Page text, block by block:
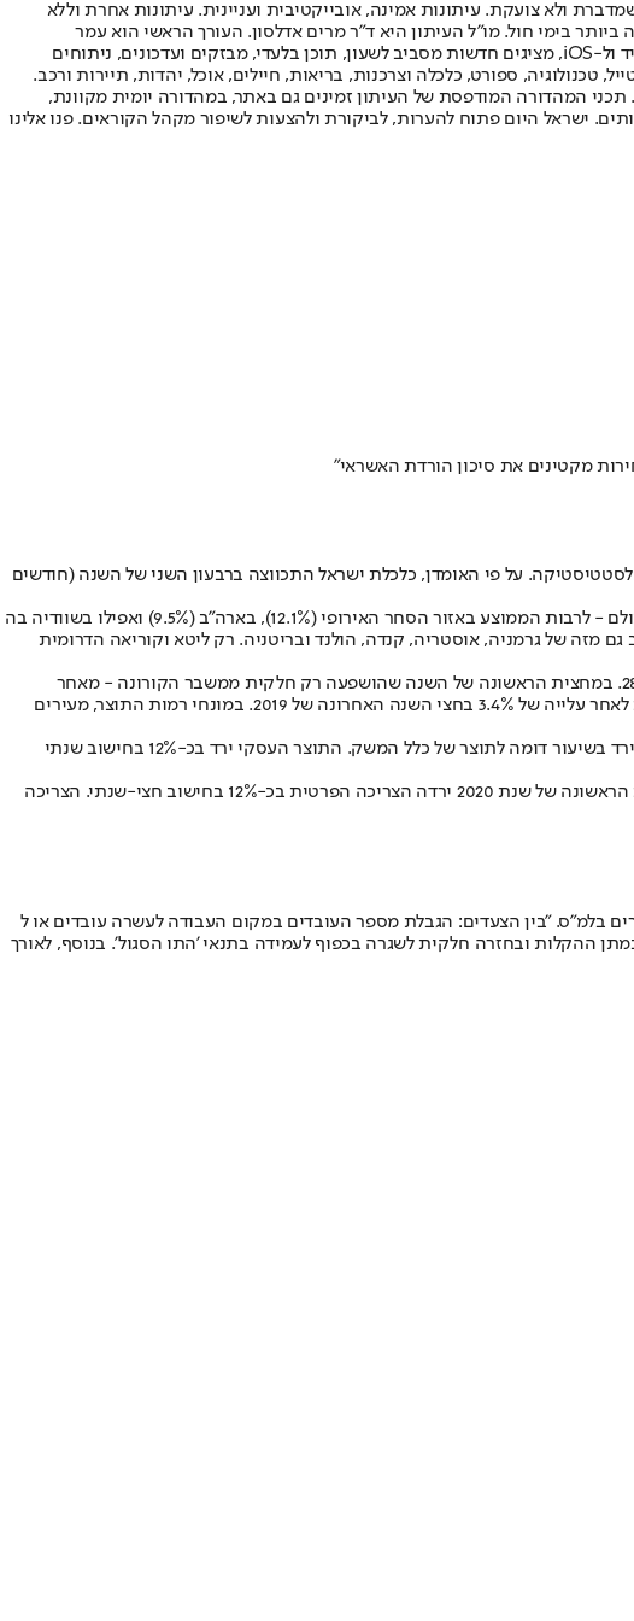
ולא צועקת. עיתונות אמינה, אובייקטיבית ועניינית. עיתונות אחרת וללא
הישראלי בעל שיעור החשיפה הגבוה ביותר בימי חול. מו"ל העיתון היא ד"ר מרים אדלסון. העורך הראשי הוא עמר
לחמנוביץ, והעורך המייסד הוא עמוס רגב. אתרי האינטרנט של "ישראל היום" בעברית ובאנגלית, כמו כן היישומונים (אפליקציות) לאנדרואיד ול-iOS, מציגים חדשות מסביב לשעון, תוכן בלעדי, מבזקים ועדכונים, ניתוחים
טכנולוגיה, ספורט, כלכלה וצרכנות, בריאות, חיילים, אוכל, יהדות, תיירות ורכב.
תכני המהדורה המודפסת של העיתון זמינים גם באתר, במהדורה יומית מקוונת,
ישראל היום פתוח להערות, לביקורת ולהצעות לשיפור מקהל הקוראים. פנו אלינו
מקטינים את סיכון הורדת האשראי"
על פי האומדן, כלכלת ישראל התכווצה ברבעון השני של השנה (חודשים
מדובר בנתון הנמוך ביותר מזה לפחות 40 שנה, שגם הכניס את ישראל רשמית למיתון, אך טוב יותר ביחס למרבית המדינות מפותחות בעולם - לרבות הממוצע באזור הסחר האירופי (12.1%), בארה"ב (9.5%) ואפילו בשוודיה בה
ישראל טוב גם מזה של גרמניה, אוסטריה, קנדה, הולנד ובריטניה. רק ליטא וקוריאה הדרומית
בחישוב שנתי, המתבסס על ההנחה כי ההגבלות שהוטלו על המשק ברבעון השני יימשכו לכל אורך השנה, נרשם נתון דרמטי יותר של 28.7%. במחצית הראשונה של השנה שהושפעה רק חלקית ממשבר הקורונה - מאחר
שההשפעה ניכרת בעיקר החל מחודש מרץ - ירד התוצר המקומי הגולמי ב-10.1% בחישוב שנתי לעומת התקופה המקבילה אשתקד, זאת לאחר עלייה של 3.4% בחצי השנה האחרונה של 2019. במונחי רמות התוצר, מעירים
בניכוי תוצר שירותי הדיור ותוצר המגזר הציבורי, ירד התמ"ג ברבעון ב-33.4% בחישוב שנתי ו-9.7% בחישוב רבעוני. תוצר המגזר הציבורי ירד בשיעור דומה לתוצר של כלל המשק. התוצר העסקי ירד בכ-12% בחישוב שנתי
ההוצאה לצריכה פרטית שנפגעה בצורה משמעותית ביותר ממשבר הקורונה ירדה ב- 43.4%ברבעון השני ובחישוב שנתי 13.3% . במחצית הראשונה של שנת 2020 ירדה הצריכה הפרטית בכ-12% בחישוב חצי-שנתי. הצריכה
הנגיף", מסבירים בלמ"ס. "בין הצעדים: הגבלת מספר העובדים במקום העבודה לעשרה עובדים או ל
במתן ההקלות ובחזרה חלקית לשגרה בכפוף לעמידה בתנאי 'התו הסגול'. בנוסף, לאורך